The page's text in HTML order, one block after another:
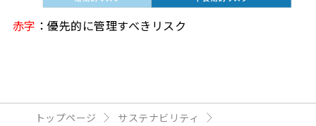
赤字 ：優先的に管理すべきリスク
トップページ
サステナビリティ